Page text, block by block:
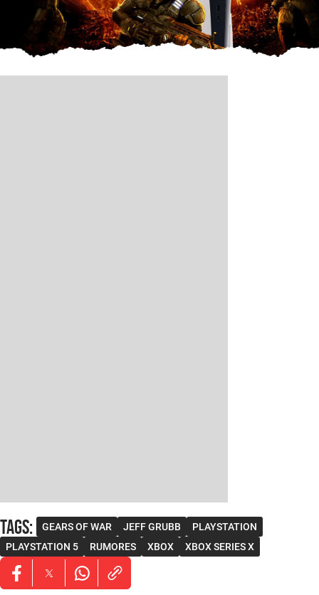
Tags: GEARS OF WAR JEFF GRUBB
PLAYSTATION
PLAYSTATION 5
RUMORES XBOX XBOX SERIES X
Opens in new window
Opens in new window
Opens in new window